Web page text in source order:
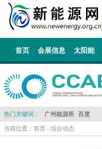
首页 会展信息 太阳能
热门关键词： 广州能源所 百度
当前位置： 首页 - 综合动态